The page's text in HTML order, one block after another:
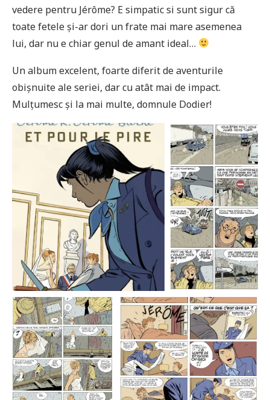
vedere pentru Jérôme? E simpatic si sunt sigur că
toate fetele și-ar dori un frate mai mare asemenea
lui, dar nu e chiar genul de amant ideal…
Un album excelent, foarte diferit de aventurile
obișnuite ale seriei, dar cu atât mai de impact.
Mulțumesc și la mai multe, domnule Dodier!